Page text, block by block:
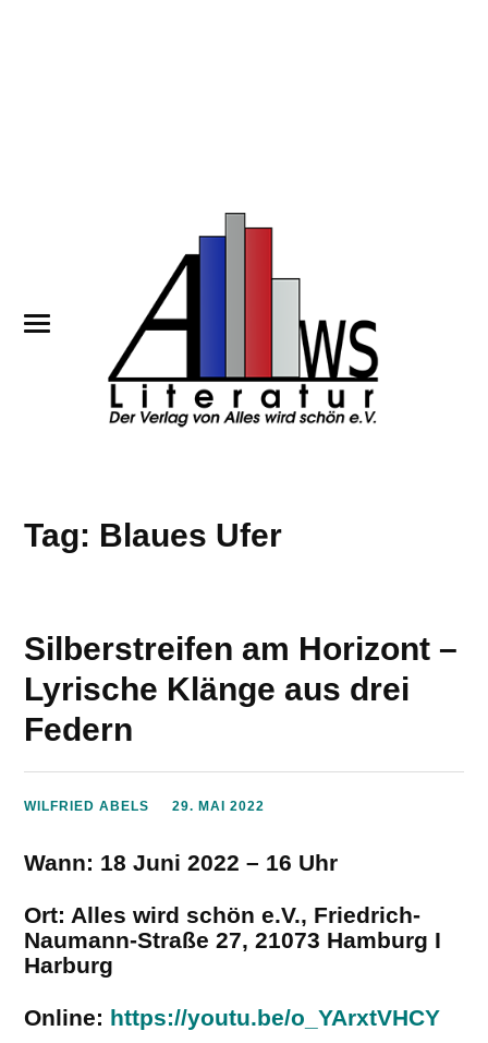
Tag: Blaues Ufer
Silberstreifen am Horizont –
Lyrische Klänge aus drei
Federn
WILFRIED ABELS 29. MAI 2022
Wann: 18 Juni 2022 – 16 Uhr
Ort: Alles wird schön e.V., Friedrich-
Naumann-Straße 27, 21073 Hamburg I
Harburg
Online: https://youtu.be/o_YArxtVHCY